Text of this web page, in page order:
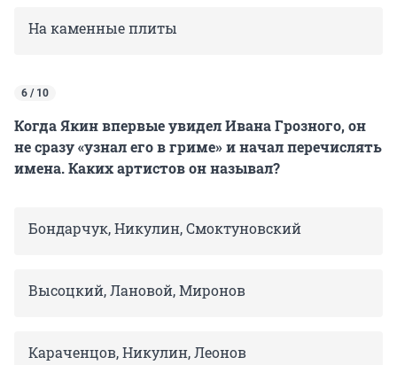
На каменные плиты
6 / 10
Когда Якин впервые увидел Ивана Грозного, он
не сразу «узнал его в гриме» и начал перечислять
имена. Каких артистов он называл?
Бондарчук, Никулин, Смоктуновский
Высоцкий, Лановой, Миронов
Караченцов, Никулин, Леонов